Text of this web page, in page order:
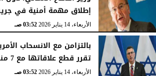
إطلاق مهمة أمنية في
الأربعاء، 14 يناير 2026 03:52 صـ
بالتزامن مع الانسحاب
تقرر قطع علاقاتها مع 7 منظمات...
الأربعاء، 14 يناير 2026 03:52 صـ